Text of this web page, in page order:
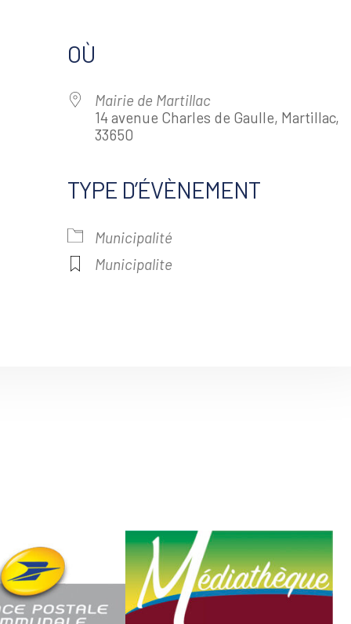
Calendrier Google iCalendar
OÙ
Mairie de Martillac
14 avenue Charles de Gaulle, Martillac,
33650
TYPE D’ÉVÈNEMENT
Municipalité
Municipalite